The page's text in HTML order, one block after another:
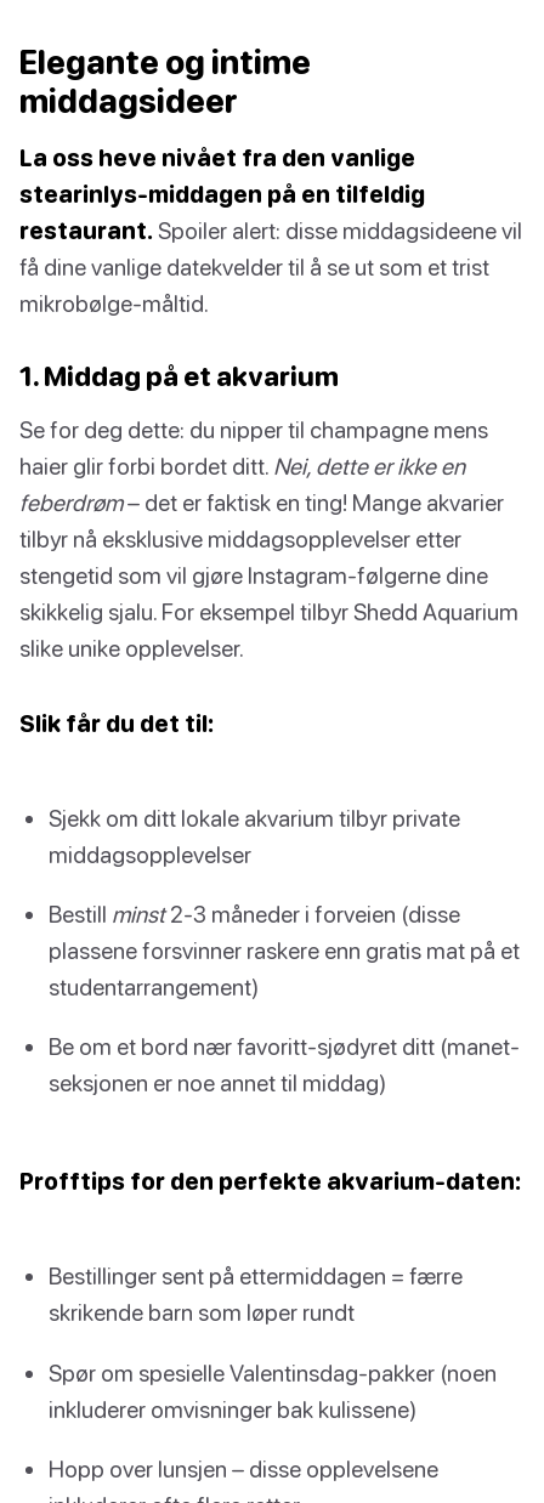
Elegante og intime
middagsideer
La oss heve nivået fra den vanlige
stearinlys-middagen på en tilfeldig
restaurant. Spoiler alert: disse middagsideene vil
få dine vanlige datekvelder til å se ut som et trist
mikrobølge-måltid.
1. Middag på et akvarium
Se for deg dette: du nipper til champagne mens
haier glir forbi bordet ditt. Nei, dette er ikke en
feberdrøm– det er faktisk en ting! Mange akvarier
tilbyr nå eksklusive middagsopplevelser etter
stengetid som vil gjøre Instagram-følgerne dine
skikkelig sjalu. For eksempel tilbyr Shedd Aquarium
slike unike opplevelser.
Slik får du det til:
Sjekk om ditt lokale akvarium tilbyr private
middagsopplevelser
Bestill minst2-3 måneder i forveien (disse
plassene forsvinner raskere enn gratis mat på et
studentarrangement)
Be om et bord nær favoritt-sjødyret ditt (manet-
seksjonen er noe annet til middag)
Profftips for den perfekte akvarium-daten:
Bestillinger sent på ettermiddagen = færre
skrikende barn som løper rundt
Spør om spesielle Valentinsdag-pakker (noen
inkluderer omvisninger bak kulissene)
Hopp over lunsjen – disse opplevelsene